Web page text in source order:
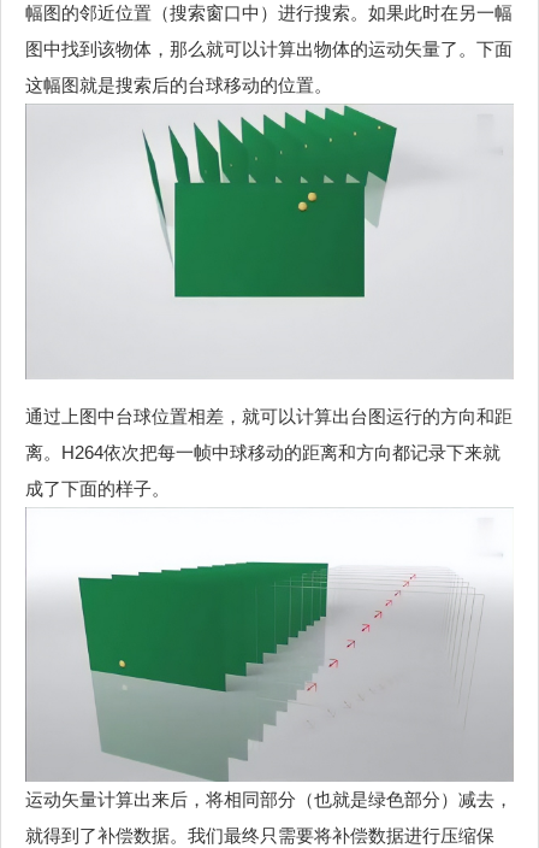
幅图的邻近位置（搜索窗口中）进行搜索。如果此时在另一幅
图中找到该物体，那么就可以计算出物体的运动矢量了。下面
这幅图就是搜索后的台球移动的位置。
通过上图中台球位置相差，就可以计算出台图运行的方向和距
离。H264依次把每一帧中球移动的距离和方向都记录下来就
成了下面的样子。
运动矢量计算出来后，将相同部分（也就是绿色部分）减去，
就得到了补偿数据。我们最终只需要将补偿数据进行压缩保